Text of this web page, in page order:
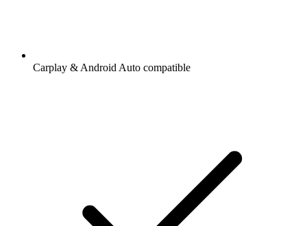
Carplay & Android Auto compatible